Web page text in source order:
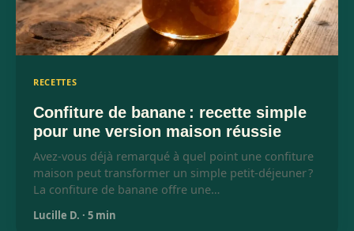
RECETTES
Confiture de banane : recette simple
pour une version maison réussie
Avez-vous déjà remarqué à quel point une confiture
maison peut transformer un simple petit-déjeuner ?
La confiture de banane offre une…
Lucille D. · 5 min